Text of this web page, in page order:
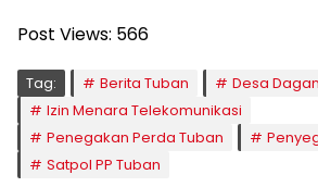
Post Views: 566
Tag: Berita Tuban
Desa
Izin Menara Telekomunikasi
Penegakan Perda Tuban
Satpol PP Tuban